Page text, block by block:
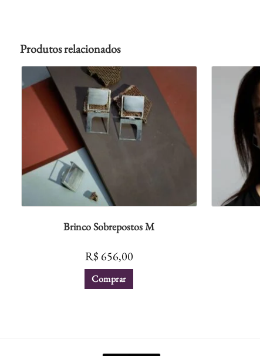
Produtos relacionados
Brinco Sobrepostos M
R$ 656,00
Comprar